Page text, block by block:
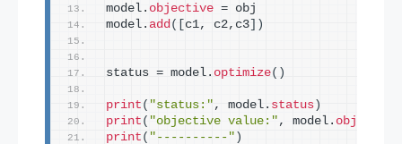
model. objective = obj
model. add ([c1, c2,c3])
status = model. optimize()
print ( "status:" , model. status)
print ( "objective value:" , model. objective
print ( "----------" )